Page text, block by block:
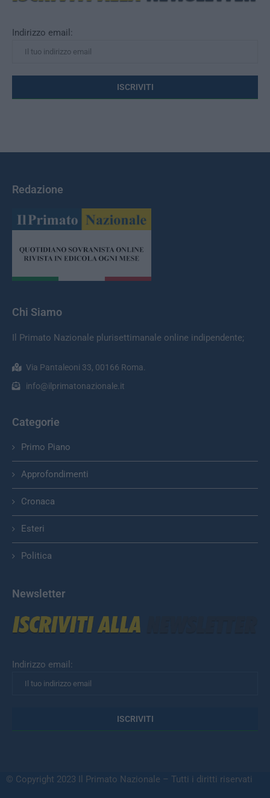
Indirizzo email:
Redazione
Chi Siamo
Il Primato Nazionale plurisettimanale online indipendente;
Via Pantaleoni 33, 00166 Roma.
info@ilprimatonazionale.it
Categorie
Primo Piano
Approfondimenti
Cronaca
Esteri
Politica
Newsletter
Indirizzo email:
© Copyright 2023 Il Primato Nazionale – Tutti i diritti riservati